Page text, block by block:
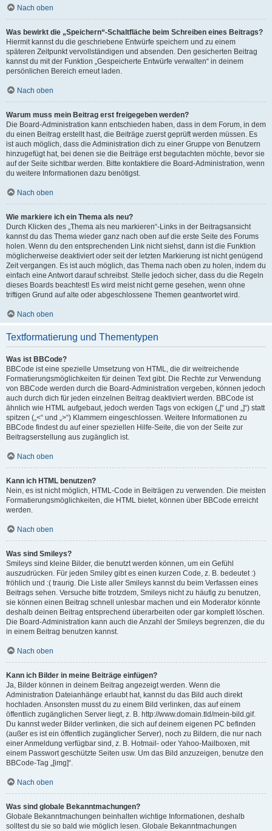
Nach oben
Was bewirkt die „Speichern“-Schaltfläche beim Schreiben eines Beitrags?
Hiermit kannst du die geschriebene Entwürfe speichern und zu einem
späteren Zeitpunkt vervollständigen und absenden. Den gesicherten Beitrag
kannst du mit der Funktion „Gespeicherte Entwürfe verwalten“ in deinem
persönlichen Bereich erneut laden.
Nach oben
Warum muss mein Beitrag erst freigegeben werden?
Die Board-Administration kann entschieden haben, dass in dem Forum, in dem
du einen Beitrag erstellt hast, die Beiträge zuerst geprüft werden müssen. Es
ist auch möglich, dass die Administration dich zu einer Gruppe von Benutzern
hinzugefügt hat, bei denen sie die Beiträge erst begutachten möchte, bevor sie
auf der Seite sichtbar werden. Bitte kontaktiere die Board-Administration, wenn
du weitere Informationen dazu benötigst.
Nach oben
Wie markiere ich ein Thema als neu?
Durch Klicken des „Thema als neu markieren“-Links in der Beitragsansicht
kannst du das Thema wieder ganz nach oben auf die erste Seite des Forums
holen. Wenn du den entsprechenden Link nicht siehst, dann ist die Funktion
möglicherweise deaktiviert oder seit der letzten Markierung ist nicht genügend
Zeit vergangen. Es ist auch möglich, das Thema nach oben zu holen, indem du
einfach eine Antwort darauf schreibst. Stelle jedoch sicher, dass du die Regeln
dieses Boards beachtest! Es wird meist nicht gerne gesehen, wenn ohne
triftigen Grund auf alte oder abgeschlossene Themen geantwortet wird.
Nach oben
Textformatierung und Thementypen
Was ist BBCode?
BBCode ist eine spezielle Umsetzung von HTML, die dir weitreichende
Formatierungsmöglichkeiten für deinen Text gibt. Die Rechte zur Verwendung
von BBCode werden durch die Board-Administration vergeben, können jedoch
auch durch dich für jeden einzelnen Beitrag deaktiviert werden. BBCode ist
ähnlich wie HTML aufgebaut, jedoch werden Tags von eckigen („[“ und „]“) statt
spitzen („<“ und „>“) Klammern eingeschlossen. Weitere Informationen zu
BBCode findest du auf einer speziellen Hilfe-Seite, die von der Seite zur
Beitragserstellung aus zugänglich ist.
Nach oben
Kann ich HTML benutzen?
Nein, es ist nicht möglich, HTML-Code in Beiträgen zu verwenden. Die meisten
Formatierungsmöglichkeiten, die HTML bietet, können über BBCode erreicht
werden.
Nach oben
Was sind Smileys?
Smileys sind kleine Bilder, die benutzt werden können, um ein Gefühl
auszudrücken. Für jeden Smiley gibt es einen kurzen Code, z. B. bedeutet :)
fröhlich und :( traurig. Die Liste aller Smileys kannst du beim Verfassen eines
Beitrags sehen. Versuche bitte trotzdem, Smileys nicht zu häufig zu benutzen,
sie können einen Beitrag schnell unlesbar machen und ein Moderator könnte
deshalb deinen Beitrag entsprechend überarbeiten oder gar komplett löschen.
Die Board-Administration kann auch die Anzahl der Smileys begrenzen, die du
in einem Beitrag benutzen kannst.
Nach oben
Kann ich Bilder in meine Beiträge einfügen?
Ja, Bilder können in deinem Beitrag angezeigt werden. Wenn die
Administration Dateianhänge erlaubt hat, kannst du das Bild auch direkt
hochladen. Ansonsten musst du zu einem Bild verlinken, das auf einem
öffentlich zugänglichen Server liegt, z. B. http://www.domain.tld/mein-bild.gif.
Du kannst weder Bilder verlinken, die sich auf deinem eigenen PC befinden
(außer es ist ein öffentlich zugänglicher Server), noch zu Bildern, die nur nach
einer Anmeldung verfügbar sind, z. B. Hotmail- oder Yahoo-Mailboxen, mit
einem Passwort geschützte Seiten usw. Um das Bild anzuzeigen, benutze den
BBCode-Tag „[img]“.
Nach oben
Was sind globale Bekanntmachungen?
Globale Bekanntmachungen beinhalten wichtige Informationen, deshalb
solltest du sie so bald wie möglich lesen. Globale Bekanntmachungen